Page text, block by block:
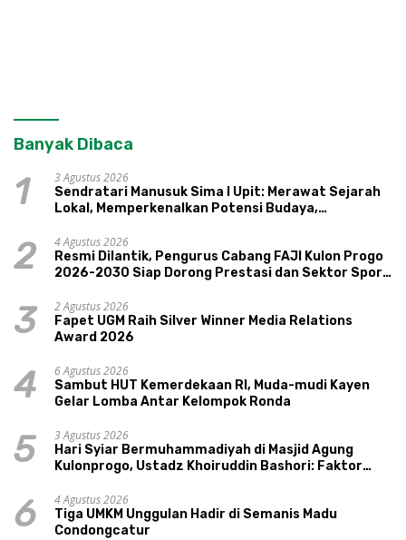
Banyak Dibaca
1
3 Agustus 2026
Sendratari Manusuk Sima I Upit: Merawat Sejarah
Lokal, Memperkenalkan Potensi Budaya,
2
4 Agustus 2026
Resmi Dilantik, Pengurus Cabang FAJI Kulon Progo
2026-2030 Siap Dorong Prestasi dan Sektor Sport
3
2 Agustus 2026
Fapet UGM Raih Silver Winner Media Relations
Award 2026
4
6 Agustus 2026
Sambut HUT Kemerdekaan RI, Muda-mudi Kayen
Gelar Lomba Antar Kelompok Ronda
5
3 Agustus 2026
Hari Syiar Bermuhammadiyah di Masjid Agung
Kulonprogo, Ustadz Khoiruddin Bashori: Faktor
6
4 Agustus 2026
Tiga UMKM Unggulan Hadir di Semanis Madu
Condongcatur